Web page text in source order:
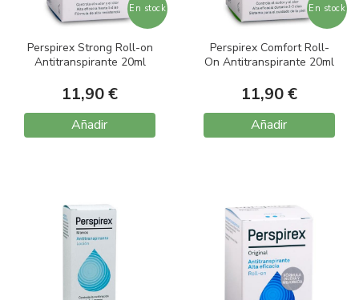
En stock
Perspirex Strong Roll-on
Antitranspirante 20ml
11,90 €
Añadir
En stock
Perspirex Comfort Roll-
On Antitranspirante 20ml
11,90 €
Añadir